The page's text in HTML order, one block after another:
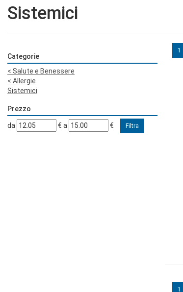
Sistemici
Categorie
< Salute e Benessere
< Allergie
Sistemici
Prezzo
filtra
da € filtra
a €
1
1